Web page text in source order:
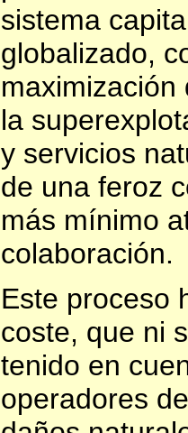
sistema
globalizado,
maximización
la
y servicios
de una feroz
más mínimo
colaboración.
Este proceso
coste, que ni
tenido en
operadores